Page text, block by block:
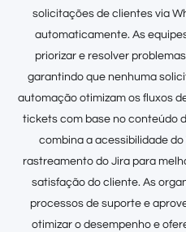
solicitações de clientes via
automaticamente. As
priorizar e resolver
garantindo que nenhuma
automação otimizam os fluxos
tickets com base no conteúdo
combina a acessibilidade
rastreamento do Jira para
satisfação do cliente. As
processos de suporte e
otimizar o desempenho e